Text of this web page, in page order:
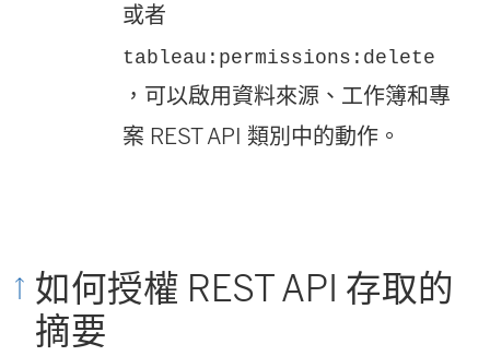
或者
tableau:permissions:delete
，可以啟用資料來源、工作簿和專
案 REST API 類別中的動作。
如何授權 REST API 存取的
摘要